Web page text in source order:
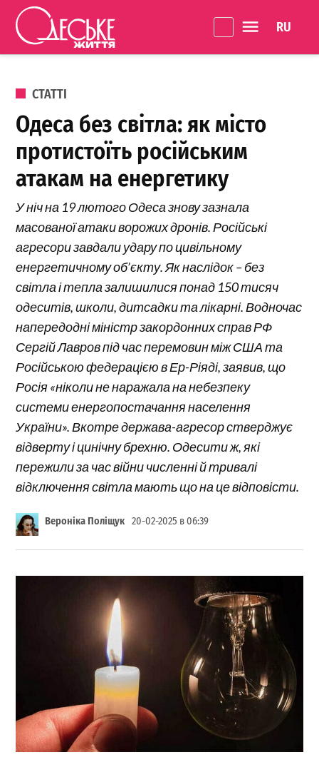
Перейти до вмісту
Життя
ОПУБЛІКОВАНО В
СТАТТІ
Одеса без світла: як місто
протистоїть російським
атакам на енергетику
У ніч на 19 лютого Одеса знову зазнала
масованої атаки ворожих дронів. Російські
агресори завдали удару по цивільному
енергетичному об’єкту. Як наслідок – без
світла і тепла залишилися понад 150 тисяч
одеситів, школи, дитсадки та лікарні. Водночас
напередодні міністр закордонних справ РФ
Сергій Лавров під час перемовин між США та
Російською федерацією в Ер-Ріяді, заявив, що
Росія «ніколи не наражала на небезпеку
системи енергопостачання населення
України». Вкотре держава-агресор стверджує
відверту і цинічну брехню. Одесити ж, які
пережили за час війни численні й тривалі
відключення світла мають що на це відповісти.
Вероніка Поліщук 20-02-2025 в 06:39